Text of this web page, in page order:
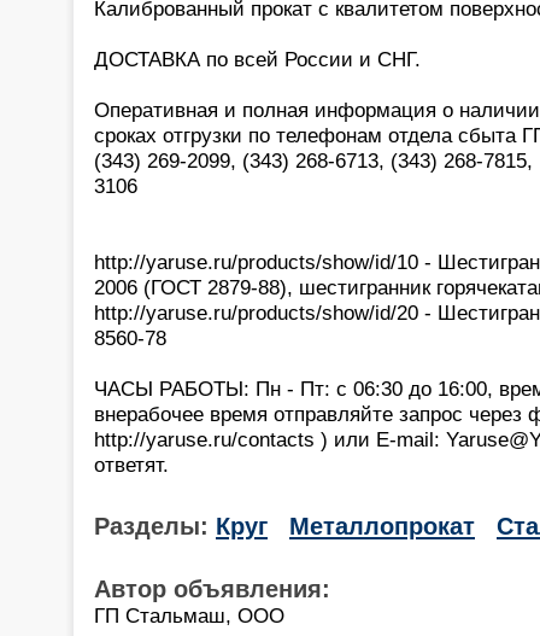
Калиброванный прокат с квалитетом
ДОСТАВКА по всей России и СНГ.
Оперативная и полная информация о
сроках отгрузки по телефонам отдела
(343) 269-2099, (343) 268-6713, (343) 268-
3106
http://yaruse.ru/products/show/id/10 -
2006 (ГОСТ 2879-88), шестигранник
http://yaruse.ru/products/show/id/20 -
8560-78
ЧАСЫ РАБОТЫ: Пн - Пт: с 06:30 до 16:00,
внерабочее время отправляйте запрос через
http://yaruse.ru/contacts ) или E-mail:
ответят.
Разделы: Круг Металлопрокат
Автор объявления:
ГП Стальмаш, ООО